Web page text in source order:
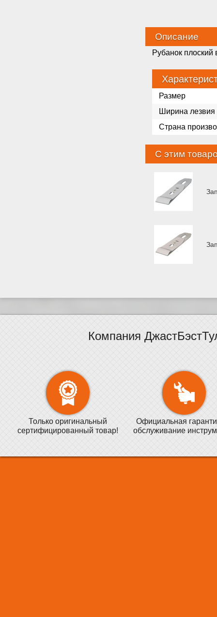
Описание
Рубанок
Размер
Ширина лезвия
Страна
С этим
Компания
Только оригинальный
сертифицированный товар!
Официальная
обслуживание